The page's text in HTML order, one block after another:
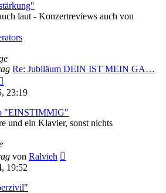
laut - Konzertreviews auch von
Re: Jubiläum DEIN IST MEIN GA…
Beitrag
23:19
"EINSTIMMIG"
und ein Klavier, sonst nichts
von Ralvieh
19:52